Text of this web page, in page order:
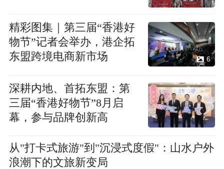
精彩图集｜第三届“香港好
物节”记者会举办，港企拓
东盟跨境电商新市场
6
深耕内地、首拓东盟：第
三届“香港好物节”8月启
幕，参与品牌创新高
从"打卡式旅游"到"沉浸式度假"：山水户外
浪潮下的文旅新变局